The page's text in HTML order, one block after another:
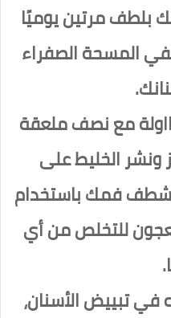
بلطف مرتين يوميًا
المسحة الصفراء
مع نصف ملعقة
الخليط على
شطف فمك باستخدام
للتخلص من أي
في تبييض الأسنان،